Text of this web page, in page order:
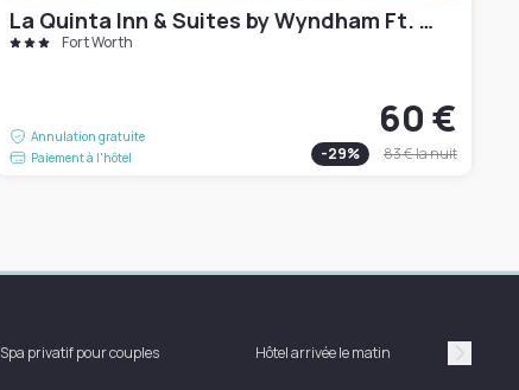
La Quinta Inn & Suites by Wyndham Ft. Worth - Forest Hill TX
Fort Worth
Annulation gratuite
Paiement à l'hôtel
60 €
-29% 83 €la nuit
Spa privatif pour couples Hôtel arrivée le matin